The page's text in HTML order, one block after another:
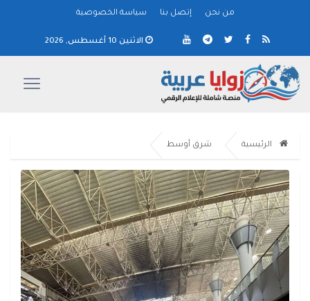
من نحن إتصل بنا سياسة الخصوصية
الاثنين 10 أغسطس, 2026
الرئيسية شرق أوسط